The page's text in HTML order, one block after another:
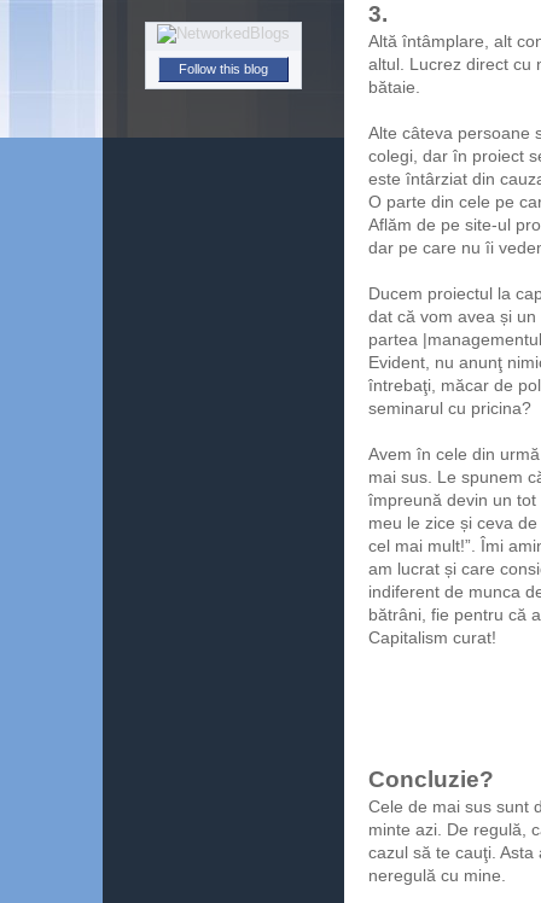
3.
Altă întâmplare, alt
altul. Lucrez direct cu
bătaie.
Alte câteva persoane
colegi, dar în proiect
este întârziat din
O parte din cele pe
Aflăm de pe site-ul
dar pe care nu îi
Ducem proiectul la
dat că vom avea și
partea
Evident, nu anunţ
întrebaţi, măcar de
seminarul cu pricina?
Avem în cele din
mai sus. Le spunem
împreună devin un
meu le zice și ceva
cel mai mult!”. Îmi
am lucrat și care
indiferent de munca
bătrâni, fie pentru că
Capitalism curat!
Concluzie?
Cele de mai sus sunt
minte azi. De regulă,
cazul să te cauţi.
neregulă cu mine.